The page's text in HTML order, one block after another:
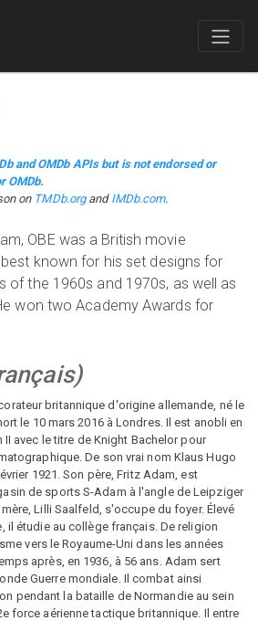
and OMDb APIs but is not endorsed or
OMDb.
on TMDb.organd IMDb.com.
OBE was a British movie
known for his set designs for
of the 1960s and 1970s, as well as
won two Academy Awards for
)
britannique d'origine allemande, né le
le 10 mars 2016 à Londres. Il est anobli en
II avec le titre de Knight Bachelor pour
De son vrai nom Klaus Hugo
1921. Son père, Fritz Adam, est
de sports S-Adam à l'angle de Leipziger
Lilli Saalfeld, s'occupe du foyer. Élevé
il étudie au collège français. De religion
vers le Royaume-Uni dans les années
après, en 1936, à 56 ans. Adam sert
Guerre mondiale. Il combat ainsi
pendant la bataille de Normandie au sein
force aérienne tactique britannique. Il entre